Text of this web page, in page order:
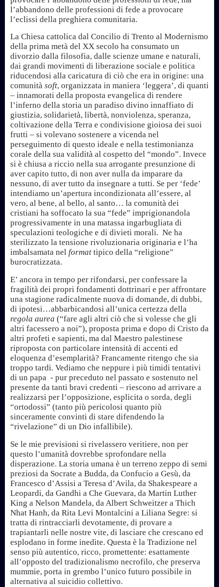
l’abbandono delle professioni di fede a provocare
l’eclissi della preghiera comunitaria.
La Chiesa cattolica dal Concilio di Trento al Modernismo
della prima metà del XX secolo ha consumato un
divorzio dalla filosofia, dalle scienze umane e naturali,
dai grandi movimenti di liberazione sociale e politica
riducendosi alla caricatura di ciò che era in origine: una
comunità soft, organizzata in maniera ‘leggera’, di quanti
– innamorati della proposta evangelica di rendere
l’inferno della storia un paradiso divino innaffiato di
giustizia, solidarietà, libertà, nonviolenza, speranza,
coltivazione della Terra e condivisione gioiosa dei suoi
frutti – si volevano sostenere a vicenda nel
perseguimento di questo ideale e nella testimonianza
corale della sua validità al cospetto del “mondo”. Invece
si è chiusa a riccio nella sua arrogante presunzione di
aver capito tutto, di non aver nulla da imparare da
nessuno, di aver tutto da insegnare a tutti. Se per ‘fede’
intendiamo un’apertura incondizionata all’essere, al
vero, al bene, al bello, al santo… la comunità dei
cristiani ha soffocato la sua “fede” imprigionandola
progressivamente in una matassa ingarbugliata di
speculazioni teologiche e di divieti morali. Ne ha
sterilizzato la tensione rivoluzionaria originaria e l’ha
imbalsamata nel format tipico della “religione”
burocratizzata.
E’ ancora in tempo per rifondarsi, per confessare la
fragilità dei propri fondamenti dottrinari e per affrontare
una stagione radicalmente nuova di domande, di dubbi,
di ipotesi…abbarbicandosi all’unica certezza della
regola aurea (“fare agli altri ciò che si volesse che gli
altri facessero a noi”), proposta prima e dopo di Cristo da
altri profeti e sapienti, ma dal Maestro palestinese
riproposta con particolare intensità di accenti ed
eloquenza d’esemplarità? Francamente ritengo che sia
troppo tardi. Vediamo che neppure i più timidi tentativi
di un papa - pur preceduto nel passato e sostenuto nel
presente da tanti bravi credenti – riescono ad arrivare a
realizzarsi per l’opposizione, esplicita o sorda, degli
“ortodossi” (tanto più pericolosi quanto più
sinceramente convinti di stare difendendo la
“rivelazione” di un Dio infallibile).
Se le mie previsioni si rivelassero veritiere, non per
questo l’umanità dovrebbe sprofondare nella
disperazione. La storia umana è un terreno zeppo di semi
preziosi da Socrate a Budda, da Confucio a Gesù, da
Francesco d’Assisi a Teresa d’Avila, da Shakespeare a
Leopardi, da Gandhi a Che Guevara, da Martin Luther
King a Nelson Mandela, da Albert Schweitzer a Thich
Nhat Hanh, da Rita Levi Montalcini a Liliana Segre: si
tratta di rintracciarli devotamente, di provare a
trapiantarli nelle nostre vite, di lasciare che crescano ed
esplodano in forme inedite. Questa è la Tradizione nel
senso più autentico, ricco, promettente: esattamente
all’opposto del tradizionalismo necrofilo, che preserva
mummie, porta in grembo l’unico futuro possibile in
alternativa al suicidio collettivo.